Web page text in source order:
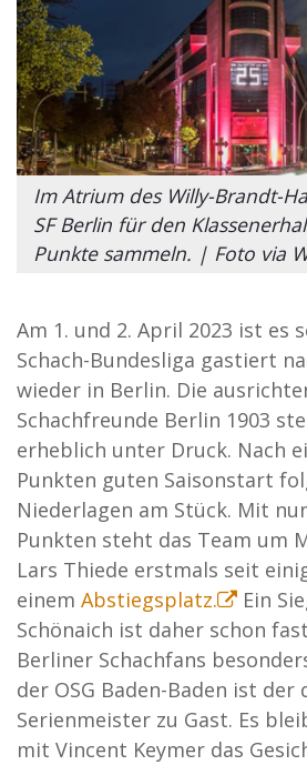
Im Atrium des Willy-Brandt-
SF Berlin für den
Punkte sammeln. | Foto via
Am 1. und 2. April 2023 ist es
Schach-Bundesliga gastiert
wieder in Berlin. Die
Schachfreunde Berlin 1903
erheblich unter Druck. Nach
Punkten guten Saisonstart
Niederlagen am Stück. Mit
Punkten steht das Team um
Lars Thiede erstmals seit
einem Abstiegsplatz.
Ein
Schönaich ist daher schon
Berliner Schachfans
der OSG Baden-Baden ist der
Serienmeister zu Gast. Es
mit Vincent Keymer das